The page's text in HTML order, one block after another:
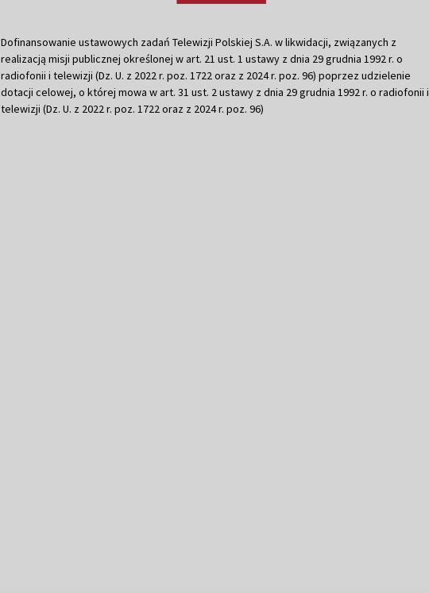
Dofinansowanie ustawowych zadań Telewizji Polskiej S.A. w likwidacji, związanych z
realizacją misji publicznej określonej w art. 21 ust. 1 ustawy z dnia 29 grudnia 1992 r. o
radiofonii i telewizji (Dz. U. z 2022 r. poz. 1722 oraz z 2024 r. poz. 96) poprzez udzielenie
dotacji celowej, o której mowa w art. 31 ust. 2 ustawy z dnia 29 grudnia 1992 r. o radiofonii i
telewizji (Dz. U. z 2022 r. poz. 1722 oraz z 2024 r. poz. 96)